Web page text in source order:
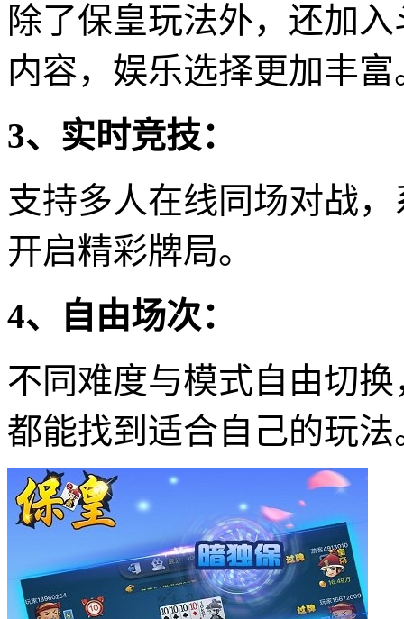
除了保皇玩法外，还加
内容，娱乐选择更加丰富
3、实时竞技：
支持多人在线同场对战
开启精彩牌局。
4、自由场次：
不同难度与模式自由切换
都能找到适合自己的玩法